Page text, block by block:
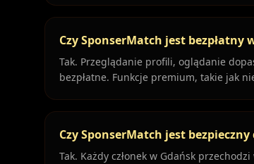
Czy SponserMatch jest bezpłatny
Tak. Przeglądanie profili, oglądanie
bezpłatne. Funkcje premium, takie jak
Czy SponserMatch jest
Tak. Każdy członek w Gdańsk